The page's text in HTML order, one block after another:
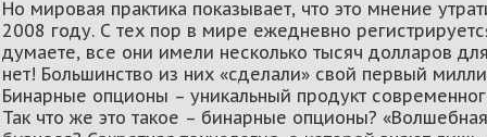
Но мировая практика показывает, что это мнение
2008 году. С тех пор в мире ежедневно
думаете, все они имели несколько тысяч долларов
нет! Большинство из них «сделали» свой первый
Бинарные опционы – уникальный продукт
Так что же это такое – бинарные опционы?